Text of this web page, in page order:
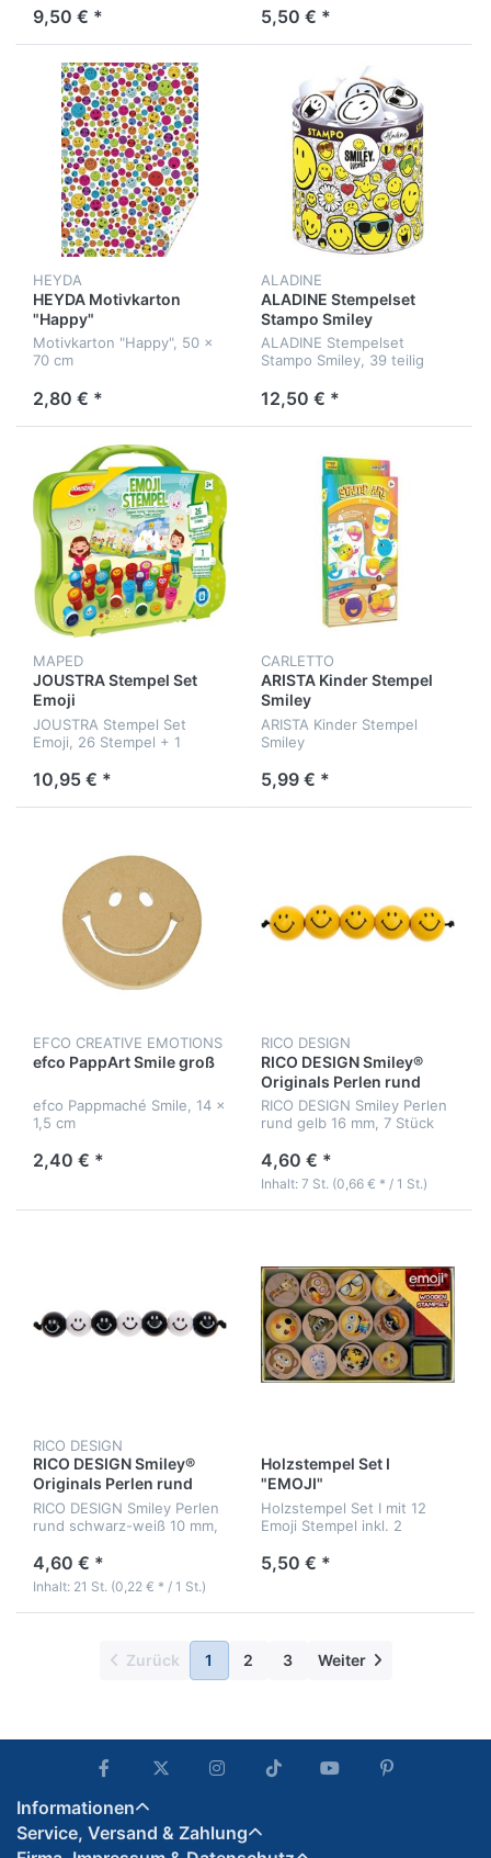
9,50 € * 5,50 € *
HEYDA
HEYDA Motivkarton
"Happy"
Motivkarton "Happy", 50 x
70 cm
2,80 € *
ALADINE
ALADINE Stempelset
Stampo Smiley
ALADINE Stempelset
Stampo Smiley, 39 teilig
12,50 € *
MAPED
JOUSTRA Stempel Set
Emoji
JOUSTRA Stempel Set
Emoji, 26 Stempel + 1
10,95 € *
CARLETTO
ARISTA Kinder Stempel
Smiley
ARISTA Kinder Stempel
Smiley
5,99 € *
EFCO CREATIVE EMOTIONS
efco PappArt Smile groß
efco Pappmaché Smile, 14 x
1,5 cm
2,40 € *
RICO DESIGN
RICO DESIGN Smiley®
Originals Perlen rund
gelb 16 mm
RICO DESIGN Smiley Perlen
rund gelb 16 mm, 7 Stück
4,60 € *
Inhalt: 7 St. (0,66 € * / 1 St.)
RICO DESIGN
RICO DESIGN Smiley®
Originals Perlen rund
schwarz-weiß 10 mm
RICO DESIGN Smiley Perlen
rund schwarz-weiß 10 mm,
4,60 € *
Inhalt: 21 St. (0,22 € * / 1 St.)
Holzstempel Set I
"EMOJI"
Holzstempel Set I mit 12
Emoji Stempel inkl. 2
5,50 € *
Zurück 1 2 3 Weiter
Informationen
Service, Versand & Zahlung